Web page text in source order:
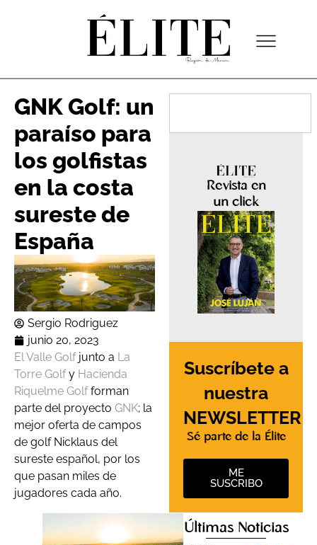
GNK Golf: un
paraíso para
los golfistas
en la costa
sureste de
España
Sergio Rodriguez
junio 20, 2023
El Valle Golfjunto a La
Torre Golfy Hacienda
Riquelme Golfforman
parte del proyecto GNK; la
mejor oferta de campos
de golf Nicklaus del
sureste español, por los
que pasan miles de
jugadores cada año.
Revista en
un click
Suscríbete a
nuestra
NEWSLETTER
Sé parte de la Élite
ME
SUSCRIBO
Últimas Noticias